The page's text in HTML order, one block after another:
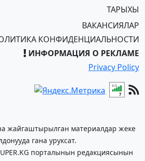
ТАРЫХЫ
ВАКАНСИЯЛАР
КОНФИДЕНЦИАЛЬНОСТИ
ИНФОРМАЦИЯ О РЕКЛАМЕ
Privacy Policy
жайгаштырылган материалдар жеке
гана уруксат.
порталынын редакциясынын